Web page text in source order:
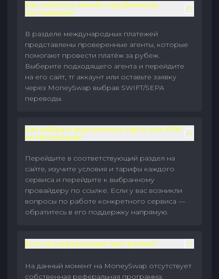
Как оплатить инвойс зарубежному
поставщику?
В разделе международных платежей
представлены проверенные агенты, которые
помогают провести платёж за рубеж.
Выберите подходящего агента и перейдите
на его сайт, тг аккаунт или оставьте заявку
через MoneySwap выбрав SWIFT/SEPA
переводы.
Как выбрать виртуальную карту или eSIM
на MoneySwap?
Перейдите в соответствующий раздел на
сайте, изучите условия и тарифы каждого
сервиса и перейдите к выбранному
провайдеру по ссылке. Если у вас возникли
вопросы по работе конкретного сервиса —
обратитесь в его поддержку напрямую.
Есть ли реферальные программы?
На данный момент на MoneySwap отсутствует
собственная реферальная программа.